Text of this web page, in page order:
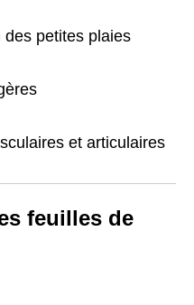
petites plaies
et articulaires
feuilles de